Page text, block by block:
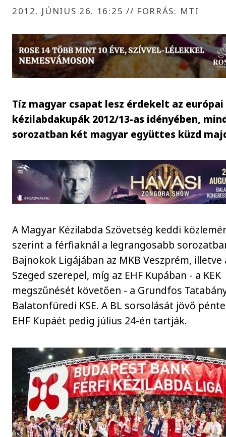
2012. JÚNIUS 26. 16:25 // FORRÁS: MTI
Tíz magyar csapat lesz érdekelt az európai
kézilabdakupák 2012/13-as idényében,
sorozatban két magyar együttes küzd
A Magyar Kézilabda Szövetség keddi
szerint a férfiaknál a legrangosabb
Bajnokok Ligájában az MKB Veszprém, illetve
Szeged szerepel, míg az EHF Kupában - a KEK
megszűnését követően - a Grundfos
Balatonfüredi KSE. A BL sorsolását jövő
EHF Kupáét pedig július 24-én tartják.